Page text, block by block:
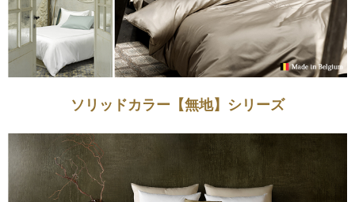
ソリッドカラー【無地】シリーズ